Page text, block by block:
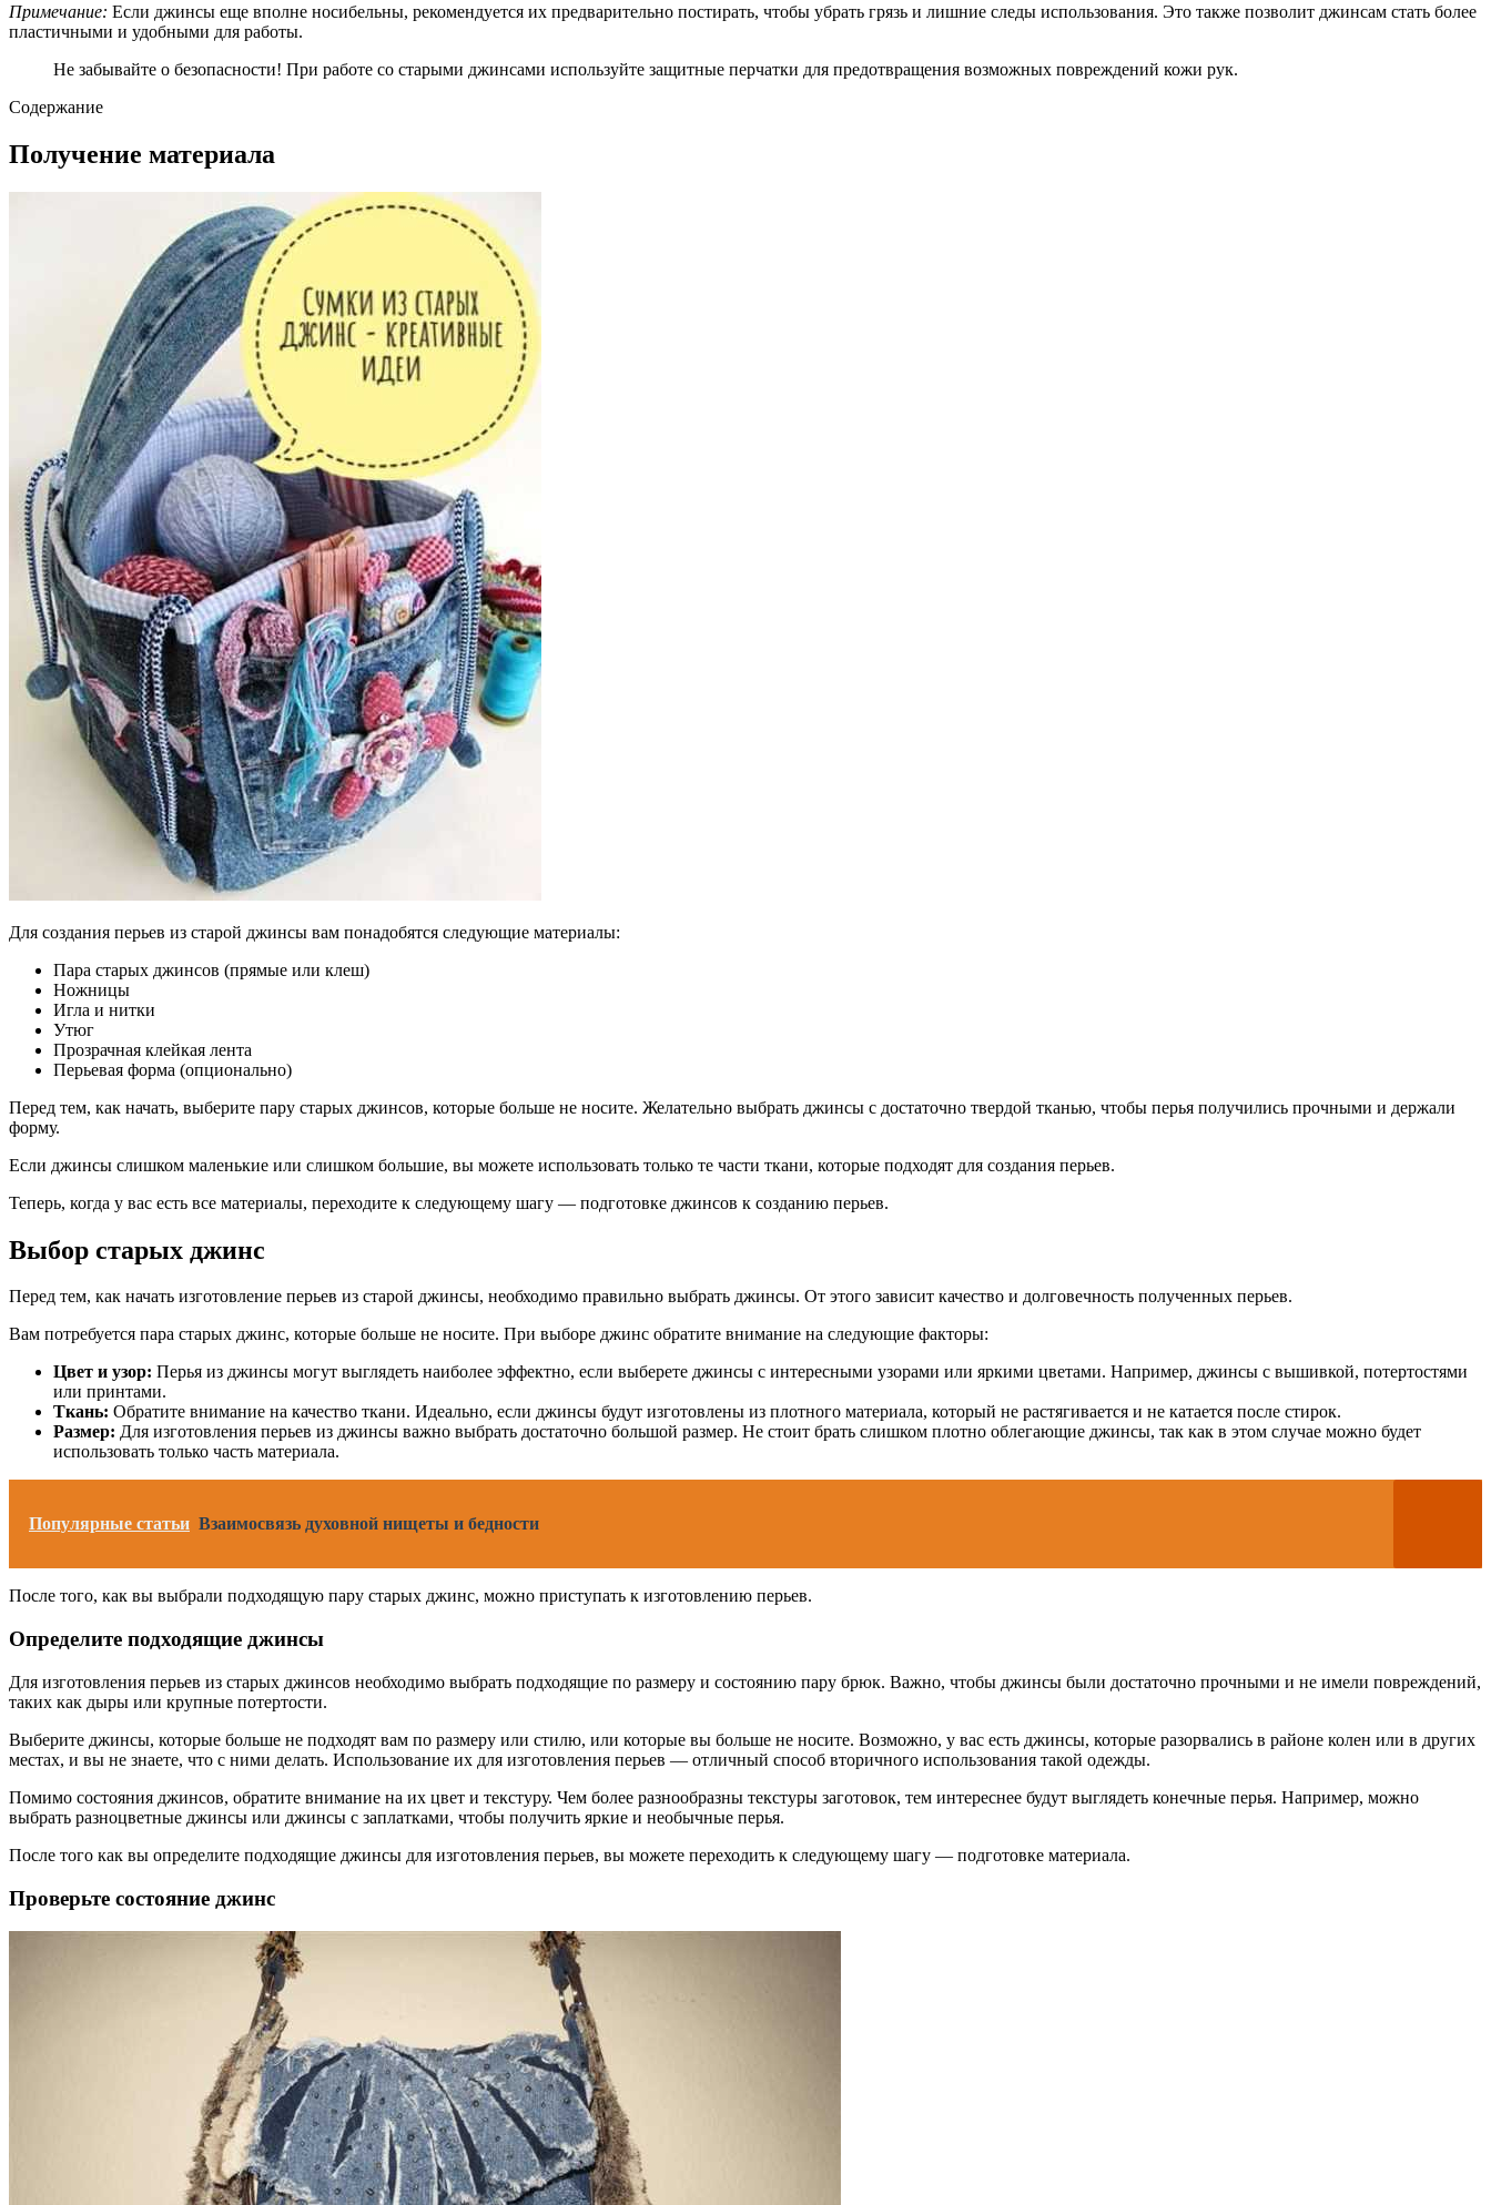
Примечание: Если джинсы еще вполне носибельны, рекомендуется их предварительно постирать, чтобы убрать грязь и лишние следы использования. Это также позволит джинсам стать более
пластичными и удобными для работы.
Не забывайте о безопасности! При работе со старыми джинсами используйте защитные перчатки для предотвращения возможных повреждений кожи рук.
Содержание
Получение материала
Для создания перьев из старой джинсы вам понадобятся следующие материалы:
Пара старых джинсов (прямые или клеш)
Ножницы
Игла и нитки
Утюг
Прозрачная клейкая лента
Перьевая форма (опционально)
Перед тем, как начать, выберите пару старых джинсов, которые больше не носите. Желательно выбрать джинсы с достаточно твердой тканью, чтобы перья получились прочными и держали
форму.
Если джинсы слишком маленькие или слишком большие, вы можете использовать только те части ткани, которые подходят для создания перьев.
Теперь, когда у вас есть все материалы, переходите к следующему шагу — подготовке джинсов к созданию перьев.
Выбор старых джинс
Перед тем, как начать изготовление перьев из старой джинсы, необходимо правильно выбрать джинсы. От этого зависит качество и долговечность полученных перьев.
Вам потребуется пара старых джинс, которые больше не носите. При выборе джинс обратите внимание на следующие факторы:
Цвет и узор: Перья из джинсы могут выглядеть наиболее эффектно, если выберете джинсы с интересными узорами или яркими цветами. Например, джинсы с вышивкой, потертостями
или принтами.
Ткань: Обратите внимание на качество ткани. Идеально, если джинсы будут изготовлены из плотного материала, который не растягивается и не катается после стирок.
Размер: Для изготовления перьев из джинсы важно выбрать достаточно большой размер. Не стоит брать слишком плотно облегающие джинсы, так как в этом случае можно будет
использовать только часть материала.
Популярные статьи Взаимосвязь духовной нищеты и бедности
После того, как вы выбрали подходящую пару старых джинс, можно приступать к изготовлению перьев.
Определите подходящие джинсы
Для изготовления перьев из старых джинсов необходимо выбрать подходящие по размеру и состоянию пару брюк. Важно, чтобы джинсы были достаточно прочными и не имели повреждений,
таких как дыры или крупные потертости.
Выберите джинсы, которые больше не подходят вам по размеру или стилю, или которые вы больше не носите. Возможно, у вас есть джинсы, которые разорвались в районе колен или в других
местах, и вы не знаете, что с ними делать. Использование их для изготовления перьев — отличный способ вторичного использования такой одежды.
Помимо состояния джинсов, обратите внимание на их цвет и текстуру. Чем более разнообразны текстуры заготовок, тем интереснее будут выглядеть конечные перья. Например, можно
выбрать разноцветные джинсы или джинсы с заплатками, чтобы получить яркие и необычные перья.
После того как вы определите подходящие джинсы для изготовления перьев, вы можете переходить к следующему шагу — подготовке материала.
Проверьте состояние джинс